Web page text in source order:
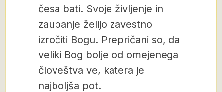
česa bati. Svoje življenje in
zaupanje želijo zavestno
izročiti Bogu. Prepričani so, da
veliki Bog bolje od omejenega
človeštva ve, katera je
najboljša pot.